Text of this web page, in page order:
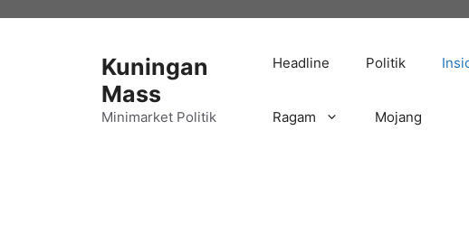
Kuningan
Mass
Minimarket Politik
Headline Politik
Ragam Mojang